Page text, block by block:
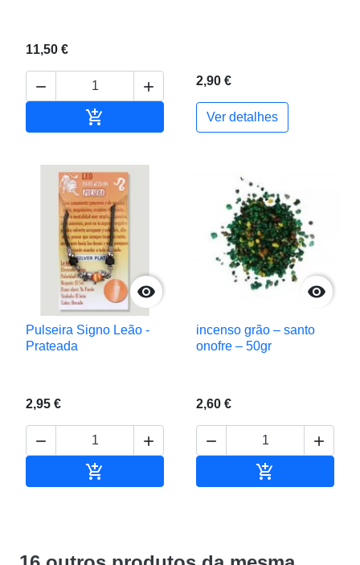
11,50 €
 
 Adicionar ao carrinho
2,90 €
Ver detalhes

Pulseira Signo Leão -
Prateada
2,95 €
 


incenso grão – santo
onofre – 50gr
2,60 €
 
